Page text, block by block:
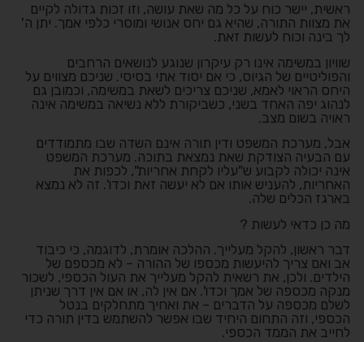
ראשית, יישר כוח על כל מה שאת עושה, וזו זכות גדולה לקיים
את מצוות התורה, שהיא גם יחס אנושי ומוסרי כלפי אמך. יתן ה'
לך בינה וכוח לעשות זאת.
שוויון במשימה אינו רק עיקרון שנוגע לנושאים הרחבים
והפוליטיים של הגיוס, כי אם יסוד אתי בסיסי. שניכם מצווים על
היחס הראוי לאמא, שניכם צריכים לשאת במשימה, וכמובן גם
לנהוג יפה האחד בשני, כשביקורת ללא נשיאה במשימה אינה
ראויה בשום מצב.
אבל, מערכת המשפט ודין תורה אינם השדה שבו מתמודדים
עם הבעיה הצודקת שאת נמצאת בתוכה. מערכת המשפט
אינה יכולה לקבוע ש"עליו לקחת אחריות", לכפות את
האחריות, להעניש אותו אם לא יעשה זאת וכדו'. זה לא נמצא
בארגז הכלים שלה.
מה כן כדאי לעשות ?
דבר ראשון, להקל מעלייך. ההלכה אומרת, לדוגמה, כי כיבוד
אב ואם צריך להיעשות מכספו של ההורה – לא מכספם של
הילדים. ולכן, את רשאית להקל מעלייך את העול הכספי, לשכור
מנקה מכספה של אמך וכדו'. אם אין לה, או אם אין דרך שניתן
לשלם מכספה על הדברים – את ואחיך מתחלקים בנטל
הכספי, וזה התחום היחיד שבו אפשר להשתמש בדין תורה כדי
לחייב את הממד הכספי.